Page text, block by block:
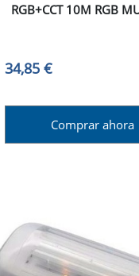
RGB+CCT 10M RGB
34,85 €
Comprar ahora